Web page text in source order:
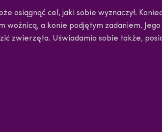
osiągnąć cel, jaki sobie wyznaczył.
woźnicą, a konie podjętym zadaniem.
zwierzęta. Uświadamia sobie także,